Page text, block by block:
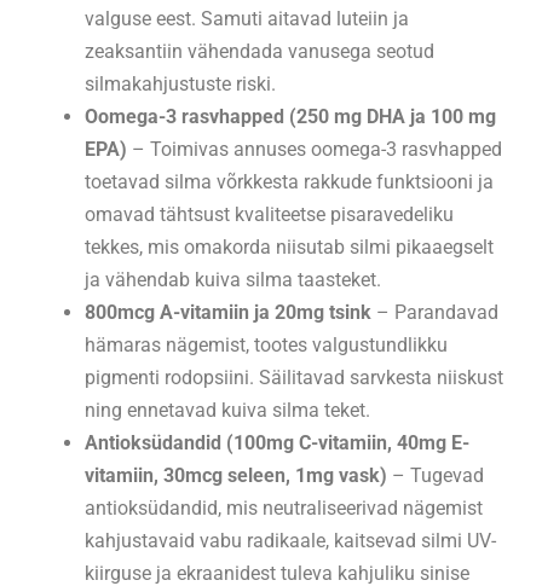
valguse eest. Samuti aitavad luteiin ja
zeaksantiin vähendada vanusega seotud
silmakahjustuste riski.
Oomega-3 rasvhapped (250 mg DHA ja 100 mg
EPA) – Toimivas annuses oomega-3 rasvhapped
toetavad silma võrkkesta rakkude funktsiooni ja
omavad tähtsust kvaliteetse pisaravedeliku
tekkes, mis omakorda niisutab silmi pikaaegselt
ja vähendab kuiva silma taasteket.
800mcg A-vitamiin ja 20mg tsink – Parandavad
hämaras nägemist, tootes valgustundlikku
pigmenti rodopsiini. Säilitavad sarvkesta niiskust
ning ennetavad kuiva silma teket.
Antioksüdandid (100mg C-vitamiin, 40mg E-
vitamiin, 30mcg seleen, 1mg vask) – Tugevad
antioksüdandid, mis neutraliseerivad nägemist
kahjustavaid vabu radikaale, kaitsevad silmi UV-
kiirguse ja ekraanidest tuleva kahjuliku sinise